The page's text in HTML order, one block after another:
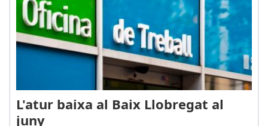
L'atur baixa al Baix Llobregat al
juny